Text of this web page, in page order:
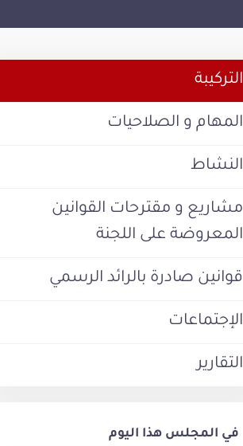
التركيبة
المهام و الصلاحيات
النشاط
مشاريع و مقترحات القوانين
المعروضة على اللجنة
قوانين صادرة بالرائد الرسمي
الإجتماعات
التقارير
في المجلس هذا اليوم